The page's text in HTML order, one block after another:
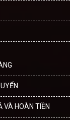
VÀ HOÀN TIỀN